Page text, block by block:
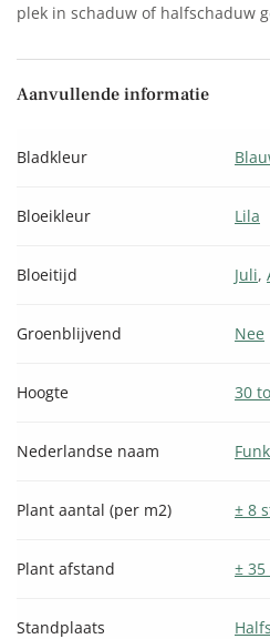
plek in schaduw of halfschaduw
Aanvullende informatie
Bladkleur
Bloeikleur Lila
Bloeitijd Juli,
Groenblijvend Nee
Hoogte 30
Nederlandse naam
Plant aantal (per m2) ± 8
Plant afstand ± 35
Standplaats